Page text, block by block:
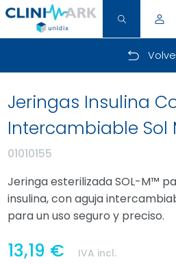
Jeringas Insulina
Intercambiable Sol
01010155
Jeringa esterilizada SOL-M™
insulina, con aguja
para un uso seguro y preciso.
13,19 € IVA incl.